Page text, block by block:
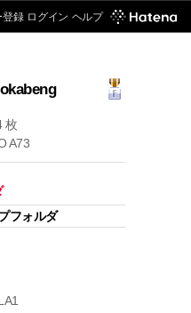
登録 ログイン ヘルプ
枚
A73
フォルダ